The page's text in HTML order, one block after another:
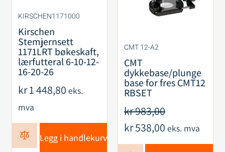
KIRSCHEN1171000
Kirschen
Stemjernsett
1171LRT bøkeskaft,
lærfutteral 6-10-12-
16-20-26
kr1 448,80 eks.
mva
Legg i handlekurv
CMT 12-A2
CMT
dykkebase/plunge
base for fres CMT12
RBSET
kr983,00
kr538,00 eks. mva